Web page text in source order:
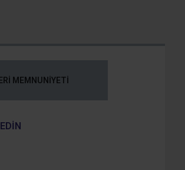
MEMNUNIYETI